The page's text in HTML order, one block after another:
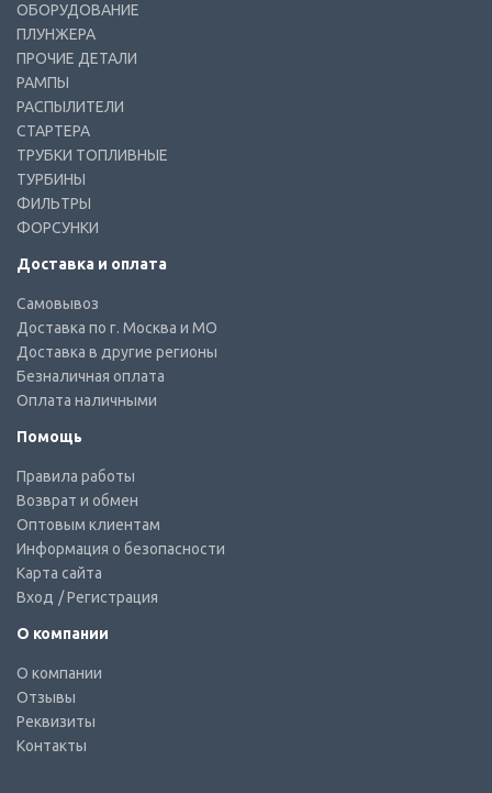
ОБОРУДОВАНИЕ
ПЛУНЖЕРА
ПРОЧИЕ ДЕТАЛИ
РАМПЫ
РАСПЫЛИТЕЛИ
СТАРТЕРА
ТРУБКИ ТОПЛИВНЫЕ
ТУРБИНЫ
ФИЛЬТРЫ
ФОРСУНКИ
Доставка и оплата
Самовывоз
Доставка по г. Москва и МО
Доставка в другие регионы
Безналичная оплата
Оплата наличными
Помощь
Правила работы
Возврат и обмен
Оптовым клиентам
Информация о безопасности
Карта сайта
Вход / Регистрация
О компании
О компании
Отзывы
Реквизиты
Контакты